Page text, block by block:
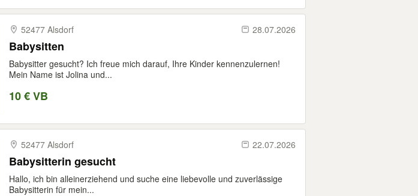
52477 Alsdorf 28.07.2026
Babysitten
Babysitter gesucht? Ich freue mich darauf, Ihre Kinder kennenzulernen!
Mein Name ist Jolina und...
10 € VB
52477 Alsdorf 22.07.2026
Babysitterin gesucht
Hallo, ich bin alleinerziehend und suche eine liebevolle und zuverlässige
Babysitterin für mein...